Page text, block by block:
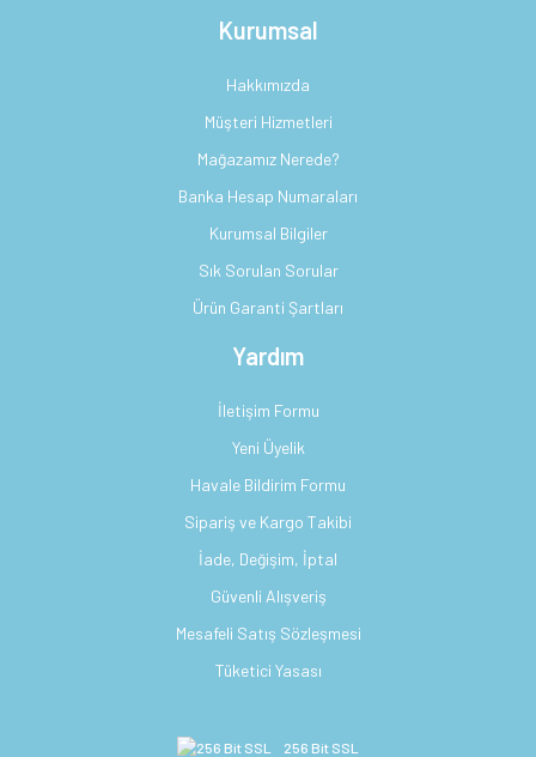
Kurumsal
Hakkımızda
Müşteri Hizmetleri
Mağazamız Nerede?
Banka Hesap Numaraları
Kurumsal Bilgiler
Sık Sorulan Sorular
Ürün Garanti Şartları
Yardım
İletişim Formu
Yeni Üyelik
Havale Bildirim Formu
Sipariş ve Kargo Takibi
İade, Değişim, İptal
Güvenli Alışveriş
Mesafeli Satış Sözleşmesi
Tüketici Yasası
256 Bit SSL